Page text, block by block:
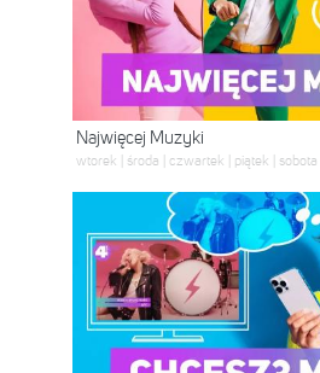
Najwięcej Muzyki
wtorek | środa | czwartek | piątek | sobota